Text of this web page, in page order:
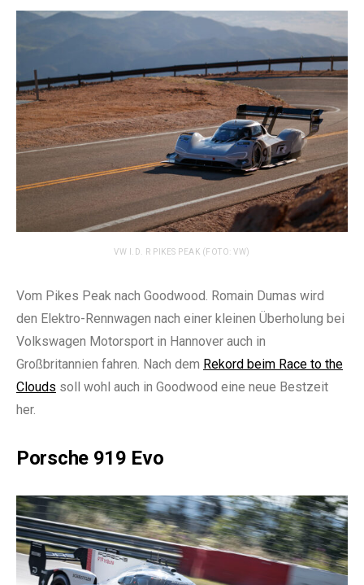
VW I.D. R PIKES PEAK (FOTO: VW)
Vom Pikes Peak nach Goodwood. Romain Dumas wird
den Elektro-Rennwagen nach einer kleinen Überholung bei
Volkswagen Motorsport in Hannover auch in
Großbritannien fahren. Nach dem Rekord beim Race to the
Clouds soll wohl auch in Goodwood eine neue Bestzeit
her.
Porsche 919 Evo